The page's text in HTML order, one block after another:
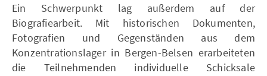
Ein Schwerpunkt lag außerdem auf der
Biografiearbeit. Mit historischen Dokumenten,
Fotografien und Gegenständen aus dem
Konzentrationslager in Bergen-Belsen erarbeiteten
die Teilnehmenden individuelle Schicksale